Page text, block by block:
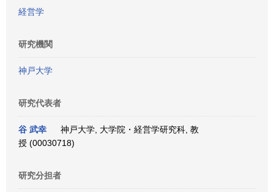
経営学
研究機関
神戸大学
研究代表者
谷 武幸
神戸大学, 大学院・経営学研究科, 教
授 (00030718)
研究分担者